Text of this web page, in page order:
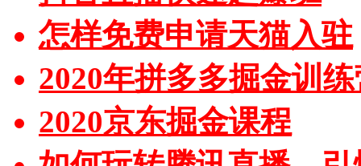
怎样免费申请天猫入驻
2020年拼多多掘金训
2020京东掘金课程